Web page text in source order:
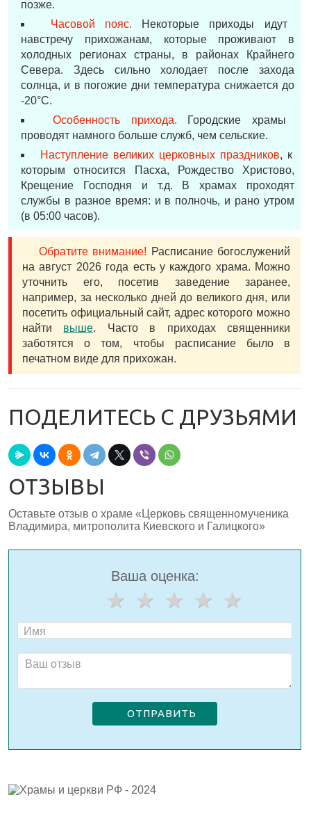
позже.
Часовой пояс. Некоторые приходы идут
навстречу прихожанам, которые проживают в
холодных регионах страны, в районах Крайнего
Севера. Здесь сильно холодает после захода
солнца, и в погожие дни температура снижается до
-20°С.
Особенность прихода. Городские храмы
проводят намного больше служб, чем сельские.
Наступление великих церковных праздников, к
которым относится Пасха, Рождество Христово,
Крещение Господня и т.д. В храмах проходят
службы в разное время: и в полночь, и рано утром
(в 05:00 часов).
Обратите внимание! Расписание богослужений
на август 2026 года есть у каждого храма. Можно
уточнить его, посетив заведение заранее,
например, за несколько дней до великого дня, или
посетить официальный сайт, адрес которого можно
найти выше. Часто в приходах священники
заботятся о том, чтобы расписание было в
печатном виде для прихожан.
ПОДЕЛИТЕСЬ С ДРУЗЬЯМИ
ОТЗЫВЫ
Оставьте отзыв о храме «Церковь священномученика
Владимира, митрополита Киевского и Галицкого»
Ваша оценка:
ОТПРАВИТЬ